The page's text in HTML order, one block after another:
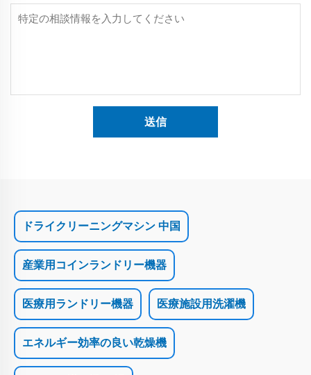
送信
ドライクリーニングマシン 中国
産業用コインランドリー機器
医療用ランドリー機器 医療施設用洗濯機
エネルギー効率の良い乾燥機